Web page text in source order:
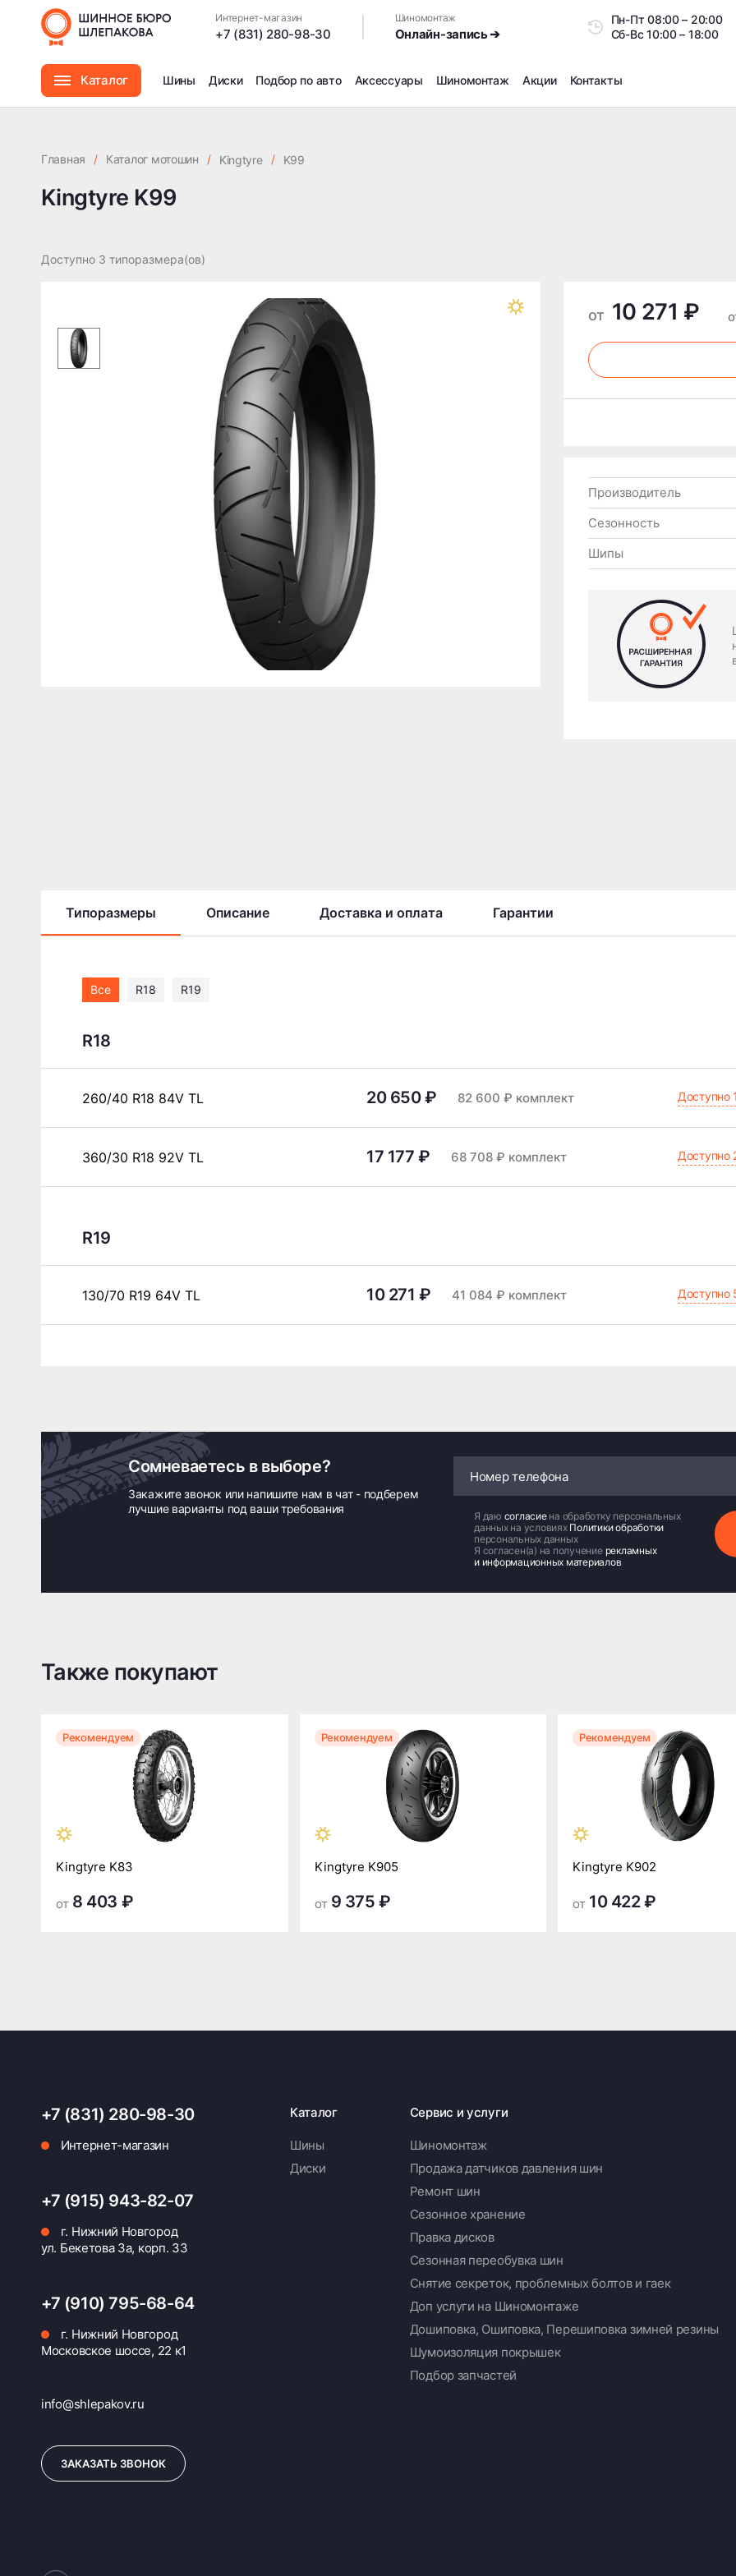
Интернет-магазин
+7 (831) 280-98-30
Шиномонтаж
Онлайн-запись ➔
Пн-Пт08:00 – 20:00
Сб-Вс10:00 – 18:00
Каталог
Аксессуары
Шины Диски Подбор по авто Аксессуары Шиномонтаж
Дошиповка, Ошиповка, Перешиповка зимней резины
Акции Контакты
Главная / Каталог мотошин / Kingtyre / K99
Kingtyre K99
Доступно 3 типоразмера(ов)
от 10 271 ₽
Производитель
Сезонность
Шипы
Типоразмеры Описание Доставка и оплата Гарантии
Все R18 R19
R18
260/40 R18 84V TL 20 650 ₽ 82 600 ₽ комплект Доступно
360/30 R18 92V TL 17 177 ₽ 68 708 ₽ комплект Доступно
R19
130/70 R19 64V TL 10 271 ₽ 41 084 ₽ комплект Доступно
Сомневаетесь в выборе?
Закажите звонок или напишите нам в чат - подберем
лучшие варианты под ваши требования
Я даю согласие на обработку персональных
данных на условиях Политики обработки
персональных данных
Я согласен(а) на получение рекламных
и информационных материалов
Также покупают
Рекомендуем
Kingtyre K83
от 8 403 ₽
Рекомендуем
Kingtyre K905
от 9 375 ₽
Рекомендуем
Kingtyre K902
от 10 422 ₽
+7 (831) 280-98-30
Интернет-магазин
+7 (915) 943-82-07
г. Нижний Новгород
ул. Бекетова 3а, корп. 33
+7 (910) 795-68-64
г. Нижний Новгород
Московское шоссе, 22 к1
info@shlepakov.ru
ЗАКАЗАТЬ ЗВОНОК
Каталог
Шины
Диски
Сервис и услуги
Шиномонтаж
Продажа датчиков давления шин
Ремонт шин
Сезонное хранение
Правка дисков
Сезонная переобувка шин
Снятие секреток, проблемных болтов и гаек
Доп услуги на Шиномонтаже
Дошиповка, Ошиповка, Перешиповка зимней резины
Шумоизоляция покрышек
Подбор запчастей